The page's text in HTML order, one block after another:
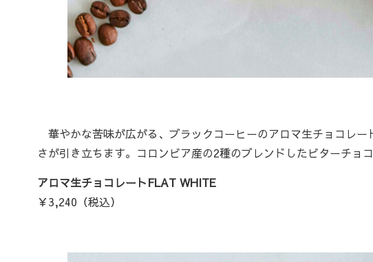
華やかな苦味が広がる、ブラックコーヒーのアロマ生チョコレ
さが引き立ちます。コロンビア産の2種のブレンドしたビターチョ
アロマ生チョコレートFLAT WHITE
￥3,240（税込）